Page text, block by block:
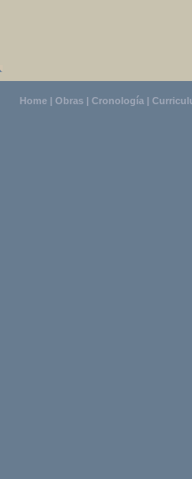
Home | Obras | Cronología |